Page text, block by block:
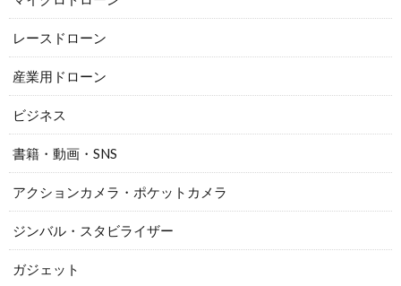
レースドローン
産業用ドローン
ビジネス
書籍・動画・SNS
アクションカメラ・ポケットカメラ
ジンバル・スタビライザー
ガジェット